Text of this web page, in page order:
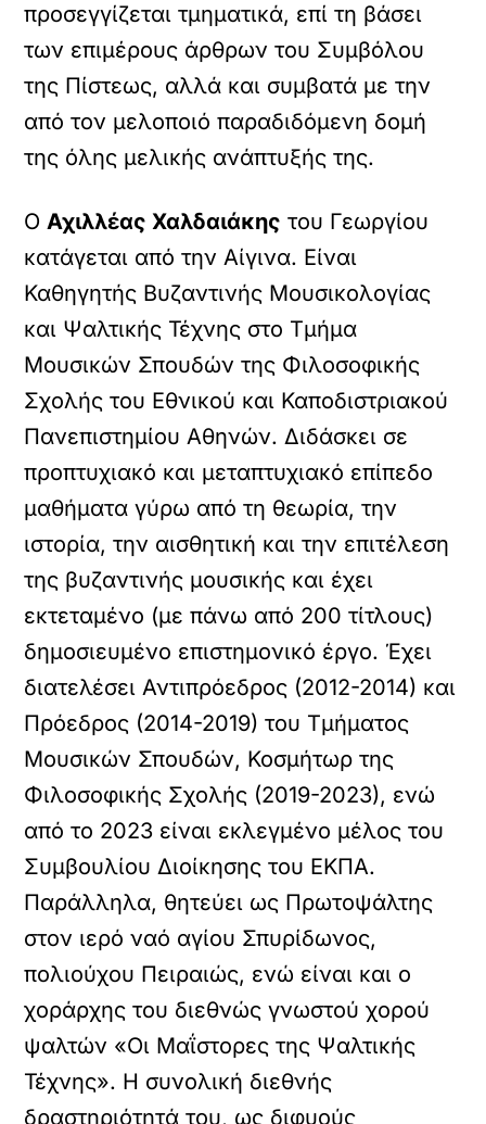
προσεγγίζεται τμηματικά, επί τη βάσει
των επιμέρους άρθρων του Συμβόλου
της Πίστεως, αλλά και συμβατά με την
από τον μελοποιό παραδιδόμενη δομή
της όλης μελικής ανάπτυξής της.
ΟΑχιλλέας Χαλδαιάκης του Γεωργίου
κατάγεται από την Αίγινα. Είναι
Καθηγητής Βυζαντινής Μουσικολογίας
και Ψαλτικής Τέχνης στο Τμήμα
Μουσικών Σπουδών της Φιλοσοφικής
Σχολής του Εθνικού και Καποδιστριακού
Πανεπιστημίου Αθηνών. Διδάσκει σε
προπτυχιακό και μεταπτυχιακό επίπεδο
μαθήματα γύρω από τη θεωρία, την
ιστορία, την αισθητική και την επιτέλεση
της βυζαντινής μουσικής και έχει
εκτεταμένο (με πάνω από 200 τίτλους)
δημοσιευμένο επιστημονικό έργο. Έχει
διατελέσει Αντιπρόεδρος (2012-2014) και
Πρόεδρος (2014-2019) του Τμήματος
Μουσικών Σπουδών, Κοσμήτωρ της
Φιλοσοφικής Σχολής (2019-2023), ενώ
από το 2023 είναι εκλεγμένο μέλος του
Συμβουλίου Διοίκησης του ΕΚΠΑ.
Παράλληλα, θητεύει ως Πρωτοψάλτης
στον ιερό ναό αγίου Σπυρίδωνος,
πολιούχου Πειραιώς, ενώ είναι και ο
χοράρχης του διεθνώς γνωστού χορού
ψαλτών «Οι Μαΐστορες της Ψαλτικής
Τέχνης». Η συνολική διεθνής
δραστηριότητά του, ως διφυούς